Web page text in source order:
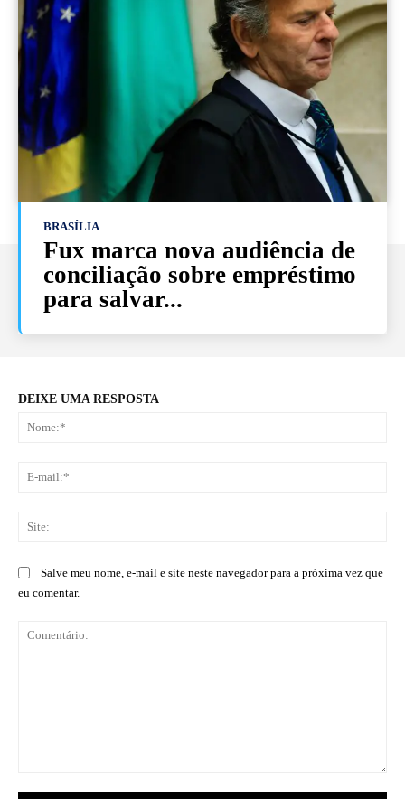
BRASÍLIA
Fux marca nova audiência de
conciliação sobre empréstimo
para salvar...
DEIXE UMA RESPOSTA
Salve meu nome, e-mail e site neste navegador para a próxima vez que
eu comentar.